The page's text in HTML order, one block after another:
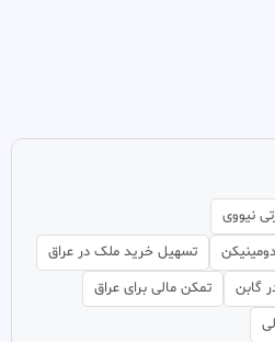
نیووی
تسهیل خرید ملک در عراق
گابن
تمکن مالی برای عراق